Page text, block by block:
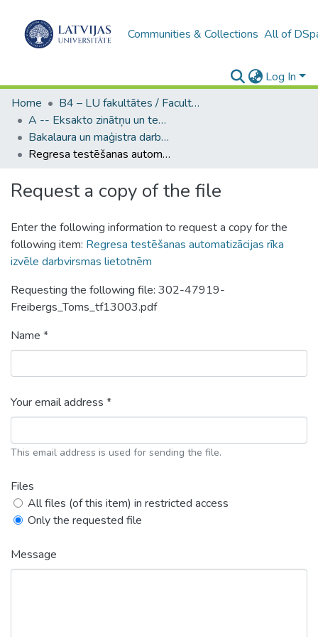
Communities & Collections All of
Log In
Home
B4 – LU fakultātes / Faculties of the UL
A -- Eksakto zinātņu un tehnoloģiju fakultāte / Faculty of Science and Technology
Bakalaura un maģistra darbi (EZTF) / Bachelor's and Master's theses
Regresa testēšanas automatizācijas rīka izvēle darbvirsmas lietotnēm
Request a copy of the file
Enter the following information to request a copy for the
following item: Regresa testēšanas automatizācijas rīka
izvēle darbvirsmas lietotnēm
Requesting the following file: 302-47919-
Freibergs_Toms_tf13003.pdf
Name *
Your email address *
This email address is used for sending the file.
Files
All files (of this item) in restricted access
Only the requested file
Message